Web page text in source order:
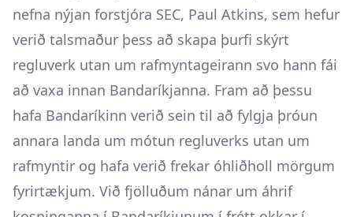
nefna nýjan forstjóra SEC, Paul Atkins, sem hefur
verið talsmaður þess að skapa þurfi skýrt
regluverk utan um rafmyntageirann svo hann fái
að vaxa innan Bandaríkjanna. Fram að þessu
hafa Bandaríkinn verið sein til að fylgja þróun
annara landa um mótun regluverks utan um
rafmyntir og hafa verið frekar óhliðholl mörgum
fyrirtækjum. Við fjölluðum nánar um áhrif